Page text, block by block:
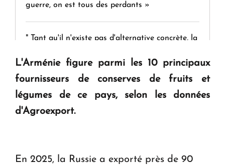
guerre, on est tous des perdants »
" Tant qu'il n'existe pas d'alternative concrète, la
KASA : 30 ans d'audace, de résilience et d'avenir
en Arménie
L'Arménie figure parmi les 10 principaux
fournisseurs de conserves de fruits et
légumes de ce pays, selon les données
d'Agroexport.
En 2025, la Russie a exporté près de 90